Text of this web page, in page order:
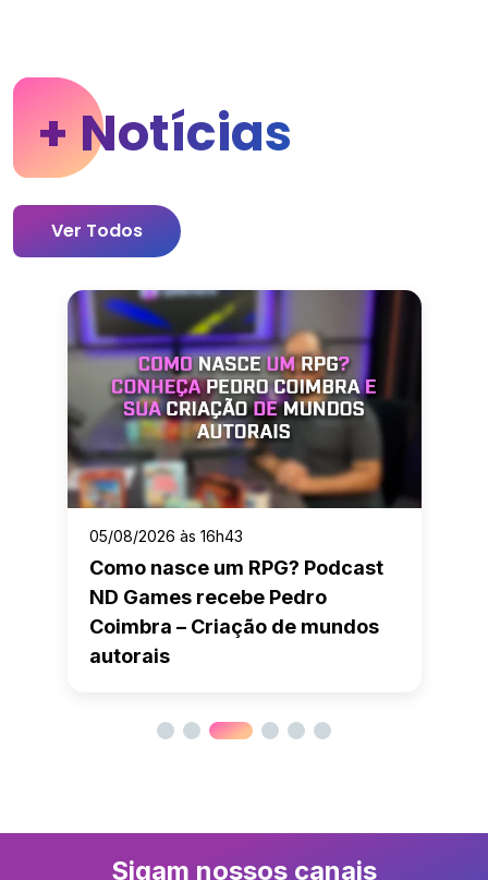
+ Notícias
Ver Todos
05/08/2026 às 16h43
Como nasce um RPG? Podcast
ND Games recebe Pedro
Coimbra – Criação de mundos
autorais
Sigam nossos canais